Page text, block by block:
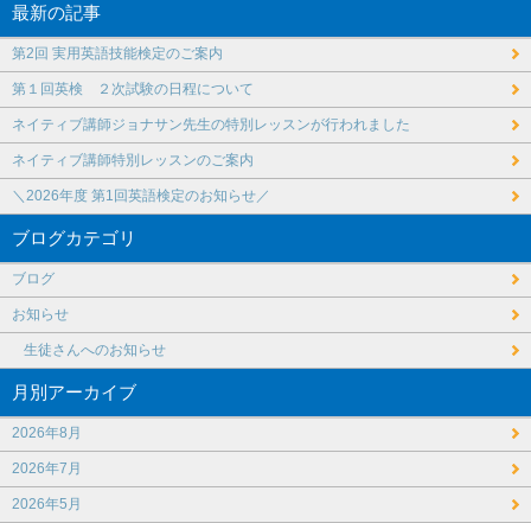
最新の記事
第2回 実用英語技能検定のご案内
第１回英検 ２次試験の日程について
ネイティブ講師ジョナサン先生の特別レッスンが行われました
ネイティブ講師特別レッスンのご案内
＼2026年度 第1回英語検定のお知らせ／
ブログカテゴリ
ブログ
お知らせ
生徒さんへのお知らせ
月別アーカイブ
2026年8月
2026年7月
2026年5月